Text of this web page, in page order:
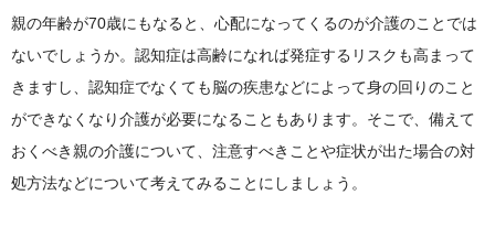
親の年齢が70歳にもなると、心配になってくるのが介護のことでは
ないでしょうか。認知症は高齢になれば発症するリスクも高まって
きますし、認知症でなくても脳の疾患などによって身の回りのこと
ができなくなり介護が必要になることもあります。そこで、備えて
おくべき親の介護について、注意すべきことや症状が出た場合の対
処方法などについて考えてみることにしましょう。